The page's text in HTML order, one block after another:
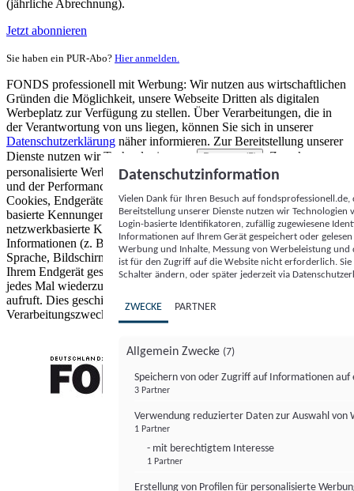
(jährliche Abrechnung).
Jetzt abonnieren
Sie haben ein PUR-Abo? Hier anmelden.
FONDS professionell mit Werbung: Wir nutzen aus wirtschaftlichen
Gründen die Möglichkeit, unsere Webseite Dritten als digitalen
Werbeplatz zur Verfügung zu stellen. Über Verarbeitungen, die in
der Verantwortung von uns liegen, können Sie sich in unserer
Datenschutzerklärung näher informieren. Zur Bereitstellung unserer
Dienste nutzen wir Technologien von
Partnern (5)
. Zwecke:
personalisierte Werbung und Inhalte, Messung von Werbeleistung
und der Performance von Inhalten sowie Zielgruppenforschung.
Cookies, Endgeräte- oder ähnliche Online-Kennungen (z. B. login-
basierte Kennungen, zufällig generierte Kennungen,
netzwerkbasierte Kennungen) können zusammen mit anderen
Informationen (z. B. Browsertyp und Browserinformationen,
Sprache, Bildschirmgröße, unterstützte Technologien usw.) auf
Ihrem Endgerät gespeichert oder von dort ausgelesen werden, um es
jedes Mal wiederzuerkennen, wenn es eine App oder einer Webseite
aufruft. Dies geschieht für einen oder mehrere der hier aufgeführten
Verarbeitungszwecke.
Datenschutzinformation
Vielen Dank für Ihren Besuch auf
Bereitstellung unserer Dienste nutzen wir Technologien
Login-basierte Identifikatoren, zufällig zugewiesene
Informationen auf Ihrem Gerät gespeichert oder
Werbung und Inhalte, Messung von Werbeleistung
ist für den Zugriff auf die Website nicht erforderlich.
Schalter ändern, oder später jederzeit via
ZWECKE PARTNER
Allgemein Zwecke (7)
Speichern von oder Zugriff auf Informationen auf
3 Partner
Verwendung reduzierter Daten zur Auswahl von
1 Partner
- mit berechtigtem Interesse
1 Partner
Erstellung von Profilen für personalisierte
FONDS professionell